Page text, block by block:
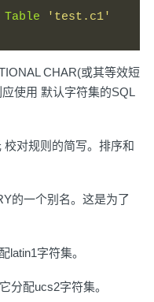
Table
'test.c1'
CHAR(或其等效短
使用 默认字符集的SQL
对规则的简写。排序和
的一个别名。这是为了
latin1字符集。
分配ucs2字符集。